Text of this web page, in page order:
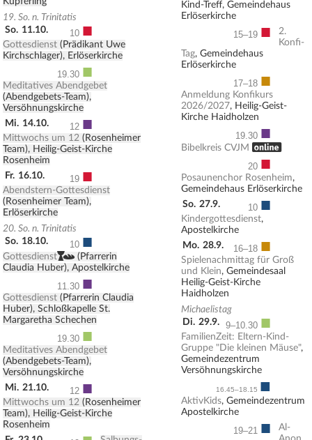
19. So. n. Trinitatis
So. 11.10. 10 ■
Gottesdienst (Prädikant Uwe
Kirchschlager), Erlöserkirche
19.30 ■
Meditatives Abendgebet
(Abendgebets-Team),
Versöhnungskirche
Mi. 14.10. 12 ■
Mittwochs um 12 (Rosenheimer
Team), Heilig-Geist-Kirche
Rosenheim
Fr. 16.10. 19 ■
Abendstern-Gottesdienst
(Rosenheimer Team),
Erlöserkirche
20. So. n. Trinitatis
So. 18.10. 10 ■
Gottesdienst, (Pfarrerin
Claudia Huber), Apostelkirche
11.30 ■
Gottesdienst (Pfarrerin Claudia
Huber), Schloßkapelle St.
Margaretha Schechen
19.30 ■
Meditatives Abendgebet
(Abendgebets-Team),
Versöhnungskirche
Mi. 21.10. 12 ■
Mittwochs um 12 (Rosenheimer
Team), Heilig-Geist-Kirche
Rosenheim
Kind-Treff, Gemeindehaus
Erlöserkirche
15–19 ■
2.
Konfi-
Tag, Gemeindehaus
Erlöserkirche
17–18 ■
Anmeldung Konfikurs
2026/2027, Heilig-Geist-
Kirche Haidholzen
19.30 ■
Bibelkreis CVJM
, ONLINE
20 ■
Posaunenchor Rosenheim,
Gemeindehaus Erlöserkirche
So. 27.9. 10 ■
Kindergottesdienst,
Apostelkirche
Mo. 28.9. 16–18 ■
Spielenachmittag für Groß
und Klein, Gemeindesaal
Heilig-Geist-Kirche
Haidholzen
Michaelistag
Di. 29.9. 9–10.30 ■
FamilienZeit: Eltern-Kind-
Gruppe "Die kleinen Mäuse",
Gemeindezentrum
Versöhnungskirche
16.45–18.15 ■
AktivKids, Gemeindezentrum
Apostelkirche
19–21 ■
Al-